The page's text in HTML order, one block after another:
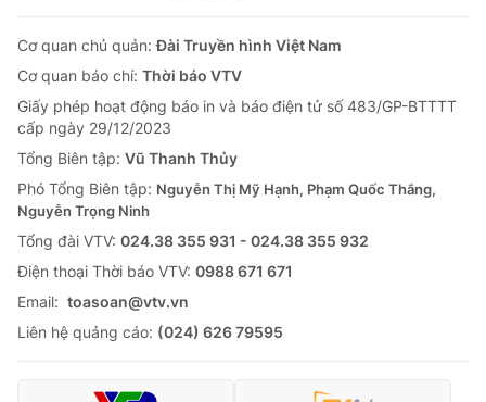
Cơ quan chủ quản:Đài Truyền hình Việt Nam
Cơ quan báo chí: Thời báo VTV
Giấy phép hoạt động báo in và báo điện tử số 483/GP-BTTTT
cấp ngày 29/12/2023
Tổng Biên tập: Vũ Thanh Thủy
Phó Tổng Biên tập: Nguyễn Thị Mỹ Hạnh, Phạm Quốc Thắng,
Nguyễn Trọng Ninh
Tổng đài VTV: 024.38 355 931 - 024.38 355 932
Ðiện thoại Thời báo VTV: 0988 671 671
Email: toasoan@vtv.vn
Liên hệ quảng cáo: (024) 626 79595